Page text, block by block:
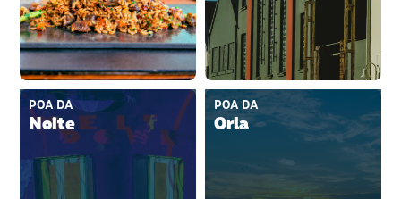
POA DA
Noite
POA DA
Orla